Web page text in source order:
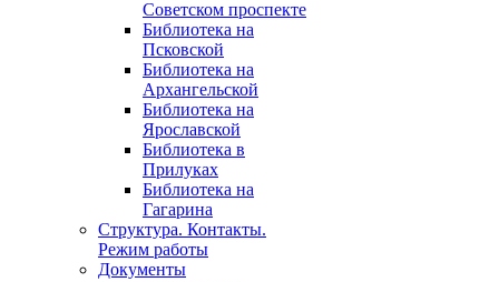
Советском проспекте
Библиотека на
Псковской
Библиотека на
Архангельской
Библиотека на
Ярославской
Библиотека в
Прилуках
Библиотека на
Гагарина
Структура. Контакты.
Режим работы
Документы